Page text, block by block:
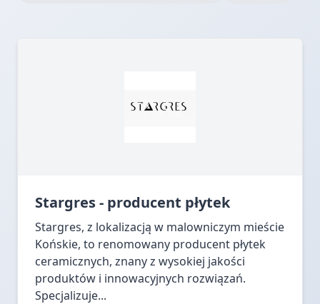
Stargres - producent płytek
Stargres, z lokalizacją w malowniczym mieście
Końskie, to renomowany producent płytek
ceramicznych, znany z wysokiej jakości
produktów i innowacyjnych rozwiązań.
Specjalizuje...